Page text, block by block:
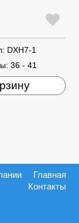
DXH7-1
36 - 41
Главная
Контакты